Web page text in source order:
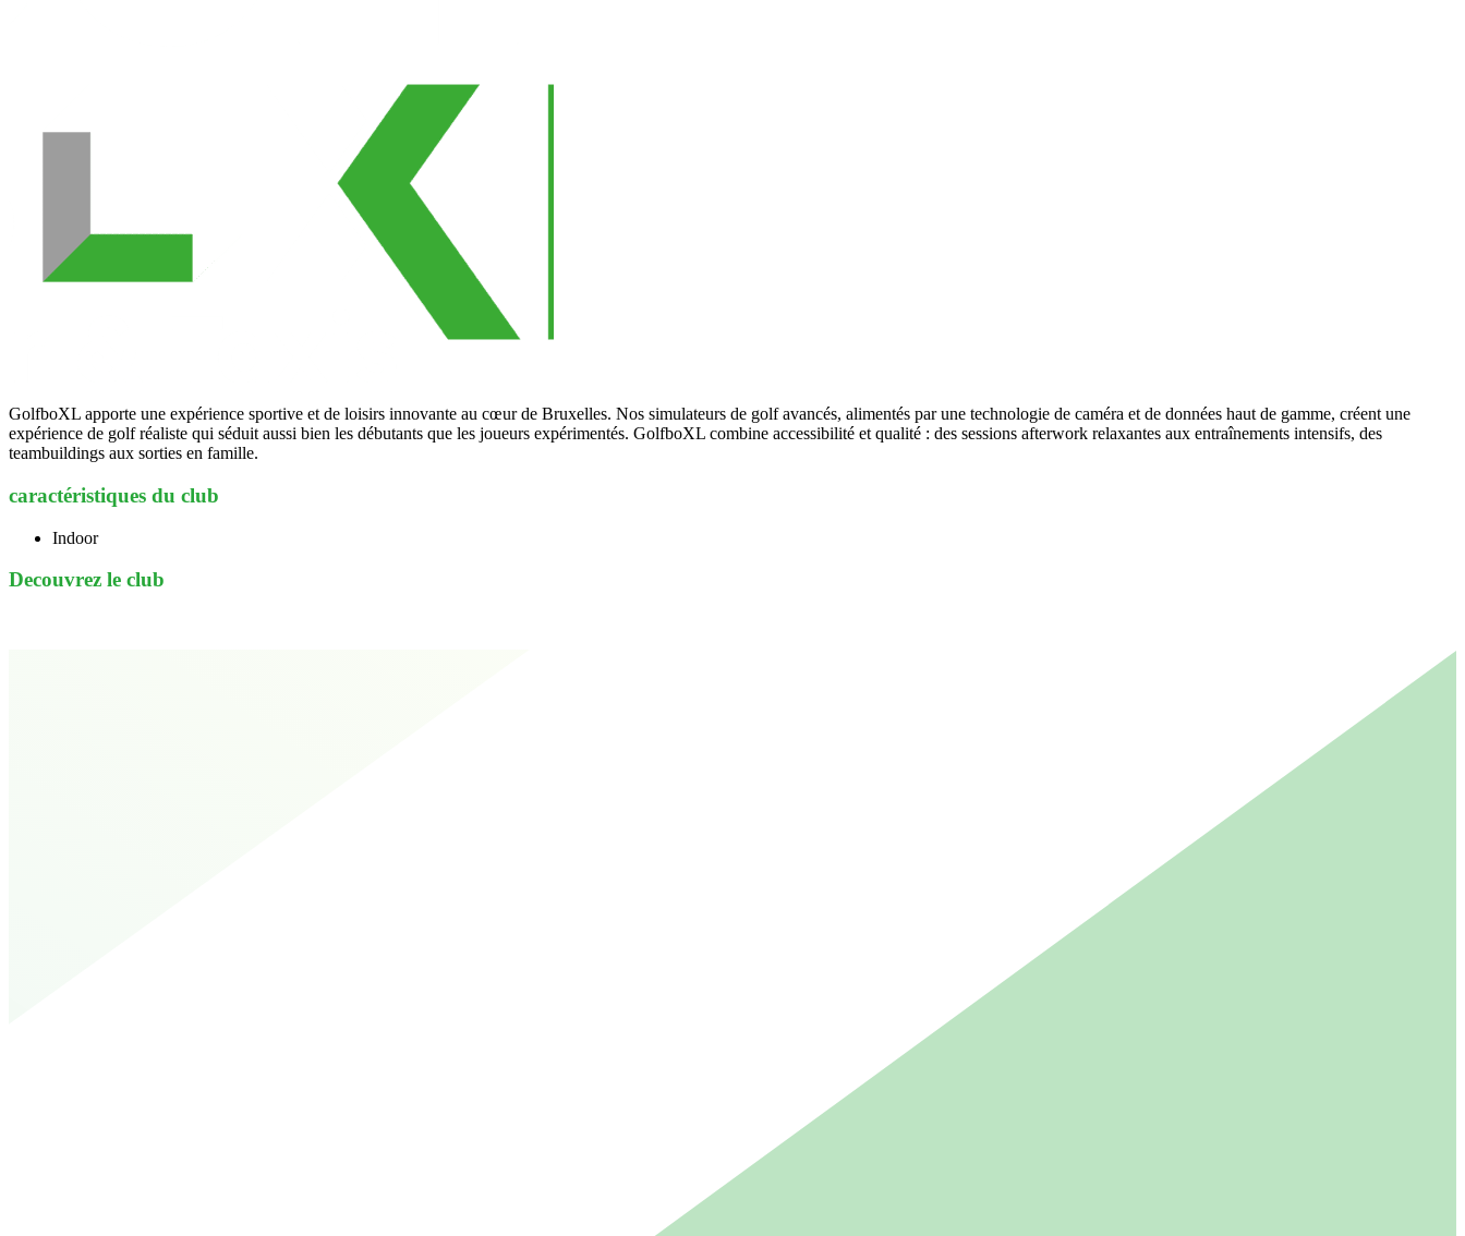
GolfboXL apporte une expérience sportive et de loisirs innovante au cœur de Bruxelles. Nos simulateurs de golf avancés, alimentés par une technologie de caméra et de données haut de gamme, créent une
expérience de golf réaliste qui séduit aussi bien les débutants que les joueurs expérimentés. GolfboXL combine accessibilité et qualité : des sessions afterwork relaxantes aux entraînements intensifs, des
teambuildings aux sorties en famille.
caractéristiques du club
Indoor
Decouvrez le club